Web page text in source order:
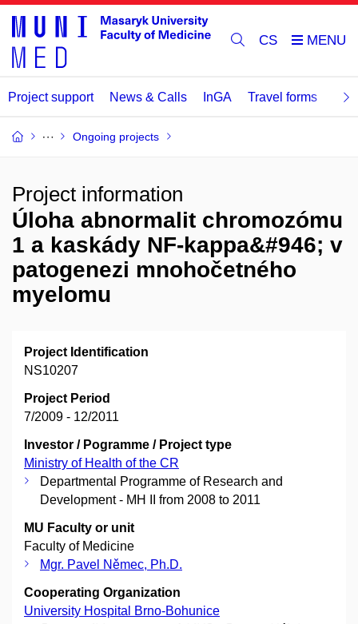
CS
Project support News & Calls InGA Travel forms
Ongoing projects
Project information
Úloha abnormalit chromozómu
1 a kaskády NF-kappa&#946; v
patogenezi mnohočetného
myelomu
Project Identification
NS10207
Project Period
7/2009 - 12/2011
Investor / Pogramme / Project type
Ministry of Health of the CR
Departmental Programme of Research and
Development - MH II from 2008 to 2011
MU Faculty or unit
Faculty of Medicine
Mgr. Pavel Němec, Ph.D.
Cooperating Organization
University Hospital Brno-Bohunice